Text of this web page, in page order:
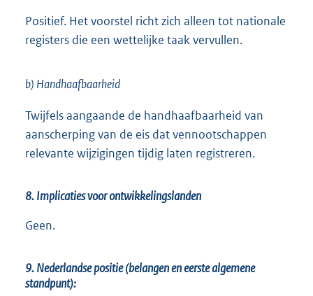
Positief. Het voorstel richt zich alleen tot nationale
registers die een wettelijke taak vervullen.
b) Handhaafbaarheid
Twijfels aangaande de handhaafbaarheid van
aanscherping van de eis dat vennootschappen
relevante wijzigingen tijdig laten registreren.
8. Implicaties voor ontwikkelingslanden
Geen.
9. Nederlandse positie (belangen en eerste algemene
standpunt):